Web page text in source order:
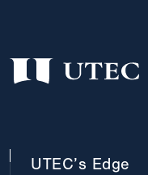
UTEC’s Edge